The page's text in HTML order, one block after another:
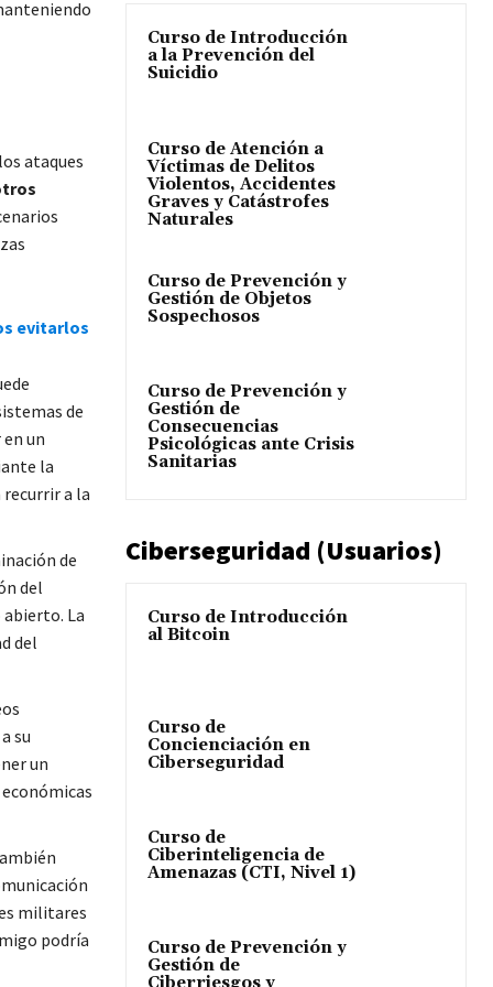
ataques
evitarlos
de
un
la
a la
de
del
La
del
su
un
militares
podría
Curso de Introducción
a la Prevención del
Suicidio
Curso de Atención a
Víctimas de Delitos
Violentos, Accidentes
Graves y Catástrofes
Naturales
Curso de Prevención y
Gestión de Objetos
Sospechosos
Curso de Prevención y
Gestión de
Consecuencias
Psicológicas ante Crisis
Sanitarias
Ciberseguridad (Usuarios)
Curso de Introducción
al Bitcoin
Curso de
Concienciación en
Ciberseguridad
Curso de
Ciberinteligencia de
Amenazas (CTI, Nivel 1)
Curso de Prevención y
Gestión de